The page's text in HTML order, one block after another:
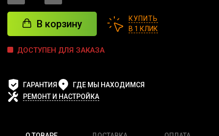
В корзину
КУПИТЬ
В 1 КЛИК
ДОСТУПЕН ДЛЯ ЗАКАЗА
ГАРАНТИЯ
ГДЕ МЫ НАХОДИМСЯ
РЕМОНТ И НАСТРОЙКА